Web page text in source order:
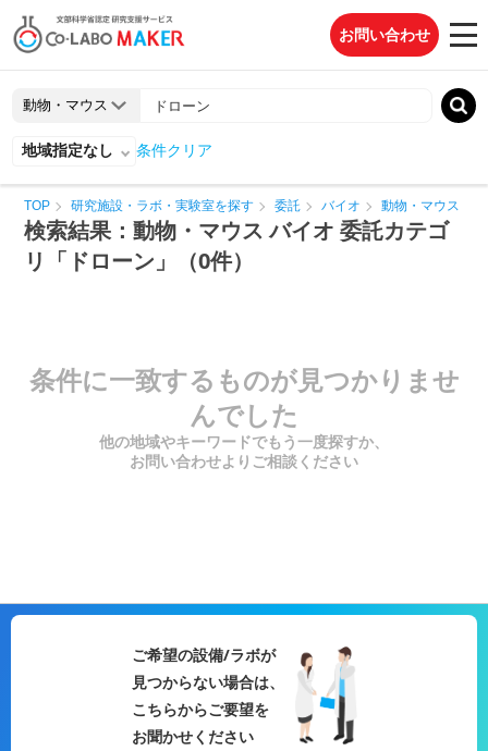
お問い合わせ
地域指定なし 条件クリア
TOP 研究施設・ラボ・実験室を探す 委託 バイオ 動物・マウス
検索結果：動物・マウス バイオ 委託カテゴ
リ「ドローン」（0件）
条件に一致するものが見つかりませ
んでした
他の地域やキーワードでもう一度探すか、
お問い合わせよりご相談ください
ご希望の設備/ラボが
見つからない場合は、
こちらからご要望を
お聞かせください